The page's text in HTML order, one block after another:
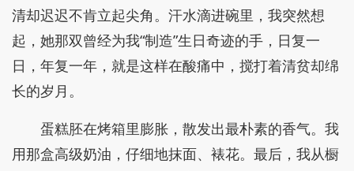
清却迟迟不肯立起尖角。汗水滴进碗里，我突然想
起，她那双曾经为我“制造”生日奇迹的手，日复一
日，年复一年，就是这样在酸痛中，搅打着清贫却绵
长的岁月。
蛋糕胚在烤箱里膨胀，散发出最朴素的香气。我
用那盒高级奶油，仔细地抹面、裱花。最后，我从橱